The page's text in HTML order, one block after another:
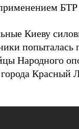
БТР
Киеву
попыталась
Народного
города